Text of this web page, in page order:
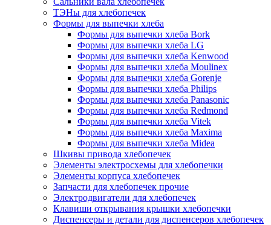
ТЭНы для хлебопечек
Формы для выпечки хлеба
Формы для выпечки хлеба Bork
Формы для выпечки хлеба LG
Формы для выпечки хлеба Kenwood
Формы для выпечки хлеба Moulinex
Формы для выпечки хлеба Gorenje
Формы для выпечки хлеба Philips
Формы для выпечки хлеба Panasonic
Формы для выпечки хлеба Redmond
Формы для выпечки хлеба Vitek
Формы для выпечки хлеба Maxima
Формы для выпечки хлеба Midea
Шкивы привода хлебопечек
Элементы электросхемы для хлебопечки
Элементы корпуса хлебопечек
Запчасти для хлебопечек прочие
Электродвигатели для хлебопечек
Клавиши открывания крышки хлебопечки
Диспенсеры и детали для диспенсеров хлебопечек